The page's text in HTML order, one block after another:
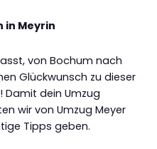
in Meyrin
von Bochum nach
Glückwunsch zu dieser
dein Umzug
wir von Umzug Meyer
Tipps geben.